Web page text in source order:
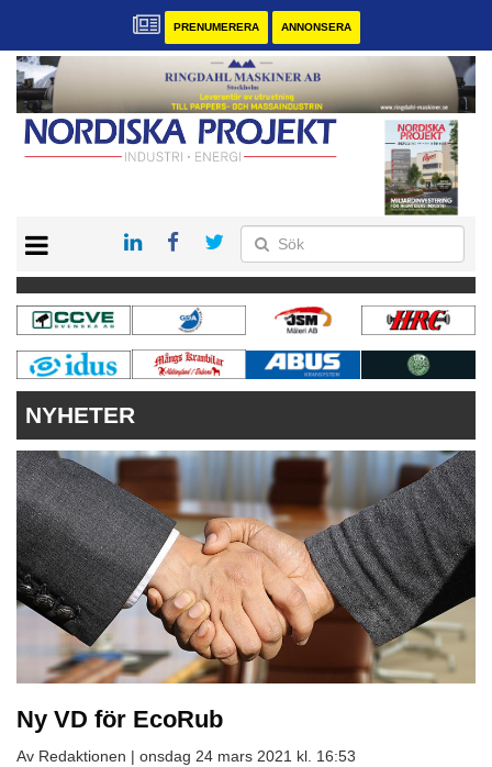
PRENUMERERA ANNONSERA
KONTAKT
VÅRA ANDRA MAGASIN
PRENUMERERA
ANNONSERA
NYHETER
Ny VD för EcoRub
Av Redaktionen | onsdag 24 mars 2021 kl. 16:53